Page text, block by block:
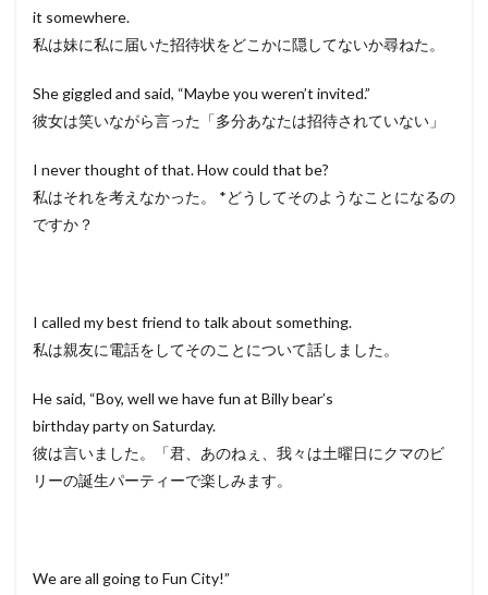
it somewhere.
私は妹に私に届いた招待状をどこかに隠してないか尋ねた。
She giggled and said, “Maybe you weren’t invited.”
彼女は笑いながら言った「多分あなたは招待されていない」
I never thought of that. How could that be?
私はそれを考えなかった。 *どうしてそのようなことになるの
ですか？
I called my best friend to talk about something.
私は親友に電話をしてそのことについて話しました。
He said, “Boy, well we have fun at Billy bear’s
birthday party on Saturday.
彼は言いました。「君、あのねぇ、我々は土曜日にクマのビ
リーの誕生パーティーで楽しみます。
We are all going to Fun City!”